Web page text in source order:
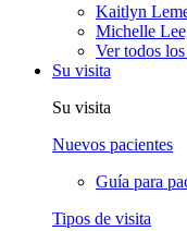
Kaitlyn
Michelle
Ver todos
Su visita
Su visita
Nuevos pacientes
Guía para
Tipos de visita